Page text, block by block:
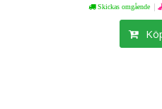
Skickas omgående |